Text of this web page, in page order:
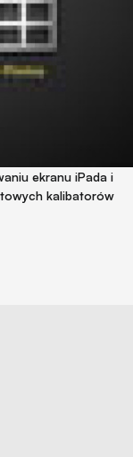
ekranu iPada i
kalibatorów